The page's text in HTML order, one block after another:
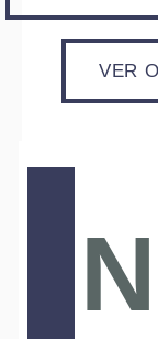
VER